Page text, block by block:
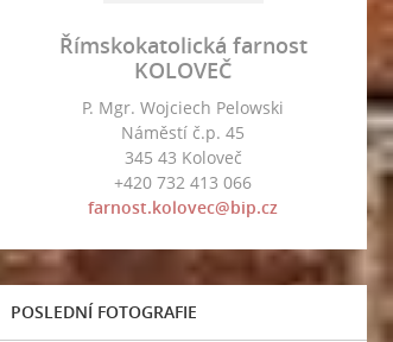
Římskokatolická farnost
KOLOVEČ
P. Mgr. Wojciech Pelowski
Náměstí č.p. 45
345 43 Koloveč
+420 732 413 066
farnost.kolovec@bip.cz
POSLEDNÍ FOTOGRAFIE